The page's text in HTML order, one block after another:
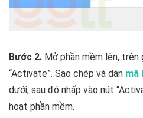
Bước 2. Mở phần mềm lên, trên
“Activate”. Sao chép và dán mã
dưới, sau đó nhấp vào nút
hoạt phần mềm.